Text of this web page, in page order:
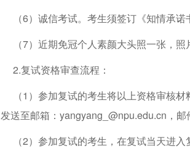
（6）诚信考试。考生须签订《知情承诺
（7）近期免冠个人素颜大头照一张，照
2.复试资格审查流程：
（1）参加复试的考生将以上资格审核材
发送至邮箱：yangyang_@npu.edu.cn，邮
（2）参加复试的考生，在复试当天进入